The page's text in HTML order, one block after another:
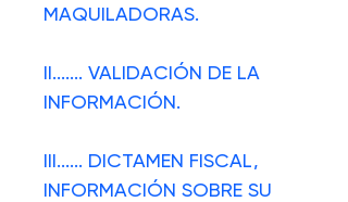
MAQUILADORAS.
II....... VALIDACIÓN DE LA
INFORMACIÓN.
III...... DICTAMEN FISCAL,
INFORMACIÓN SOBRE SU